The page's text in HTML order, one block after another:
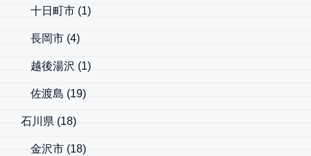
十日町市 (1)
長岡市 (4)
越後湯沢 (1)
佐渡島 (19)
石川県 (18)
金沢市 (18)